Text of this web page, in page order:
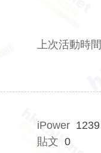
上次活動時間
iPower 1239
貼文 0